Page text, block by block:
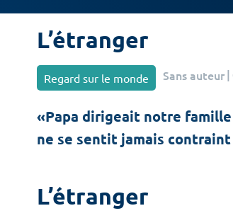
L’étranger
Regard sur le monde Sans auteur|
«Papa dirigeait notre
ne se sentit jamais
L’étranger